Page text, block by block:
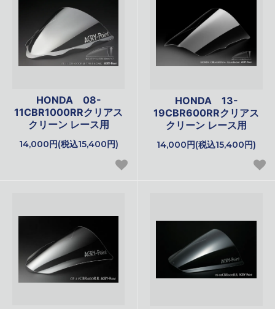
HONDA 08-
11CBR1000RRクリアス
クリーン レース用
14,000円(税込15,400円)
HONDA 13-
19CBR600RRクリアス
クリーン レース用
14,000円(税込15,400円)